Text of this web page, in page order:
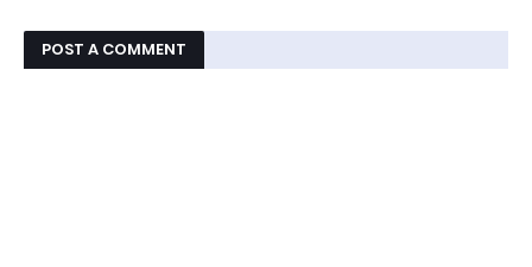
POST A COMMENT